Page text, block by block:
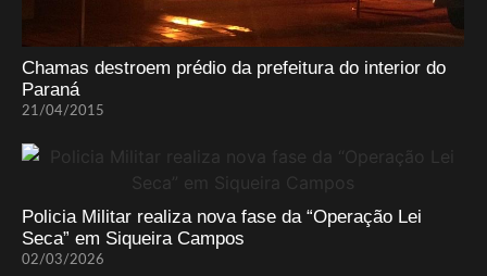
Chamas destroem prédio da prefeitura do interior do
Paraná
21/04/2015
Policia Militar realiza nova fase da “Operação Lei
Seca” em Siqueira Campos
02/03/2026